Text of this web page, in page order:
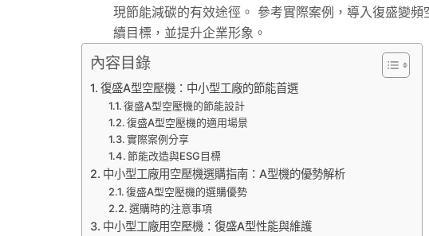
現節能減碳的有效途徑。 參考實際案例，導入復盛變
續目標，並提升企業形象。
內容目錄
復盛A型空壓機：中小型工廠的節能首選
復盛A型空壓機的節能設計
復盛A型空壓機的適用場景
實際案例分享
節能改造與ESG目標
中小型工廠用空壓機選購指南：A型機的優勢解析
復盛A型空壓機的選購優勢
選購時的注意事項
中小型工廠用空壓機：復盛A型性能與維護